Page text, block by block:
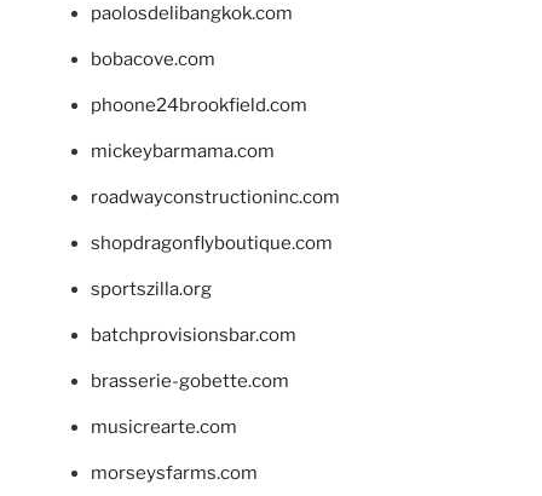
paolosdelibangkok.com
bobacove.com
phoone24brookfield.com
mickeybarmama.com
roadwayconstructioninc.com
shopdragonflyboutique.com
sportszilla.org
batchprovisionsbar.com
brasserie-gobette.com
musicrearte.com
morseysfarms.com